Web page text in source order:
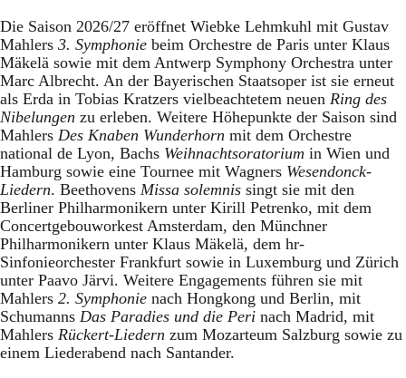
Die Saison 2026/27 eröffnet Wiebke Lehmkuhl mit Gustav
Mahlers 3. Symphonie beim Orchestre de Paris unter Klaus
Mäkelä sowie mit dem Antwerp Symphony Orchestra unter
Marc Albrecht. An der Bayerischen Staatsoper ist sie erneut
als Erda in Tobias Kratzers vielbeachtetem neuen Ring des
Nibelungen zu erleben. Weitere Höhepunkte der Saison sind
Mahlers Des Knaben Wunderhorn mit dem Orchestre
national de Lyon, Bachs Weihnachtsoratorium in Wien und
Hamburg sowie eine Tournee mit Wagners Wesendonck-
Liedern. Beethovens Missa solemnis singt sie mit den
Berliner Philharmonikern unter Kirill Petrenko, mit dem
Concertgebouworkest Amsterdam, den Münchner
Philharmonikern unter Klaus Mäkelä, dem hr-
Sinfonieorchester Frankfurt sowie in Luxemburg und Zürich
unter Paavo Järvi. Weitere Engagements führen sie mit
Mahlers 2. Symphonie nach Hongkong und Berlin, mit
Schumanns Das Paradies und die Peri nach Madrid, mit
Mahlers Rückert-Liedern zum Mozarteum Salzburg sowie zu
einem Liederabend nach Santander.